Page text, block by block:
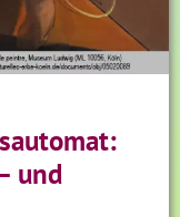
und